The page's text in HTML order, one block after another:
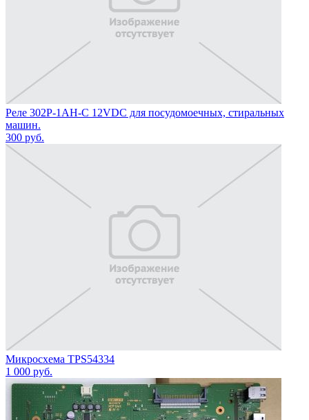
Реле 302P-1AH-C 12VDC для посудомоечных, стиральных
машин.
300 руб.
Микросхема TPS54334
1 000 руб.